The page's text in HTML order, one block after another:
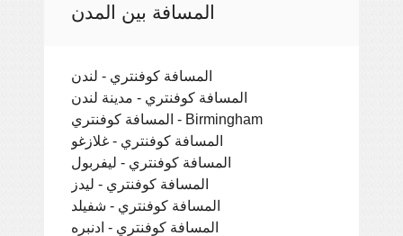
المسافة بين المدن
المسافة كوفنتري - لندن
المسافة كوفنتري - مدينة لندن
المسافة كوفنتري - Birmingham
المسافة كوفنتري - غلازغو
المسافة كوفنتري - ليفربول
المسافة كوفنتري - ليدز
المسافة كوفنتري - شفيلد
المسافة كوفنتري - ادنبره